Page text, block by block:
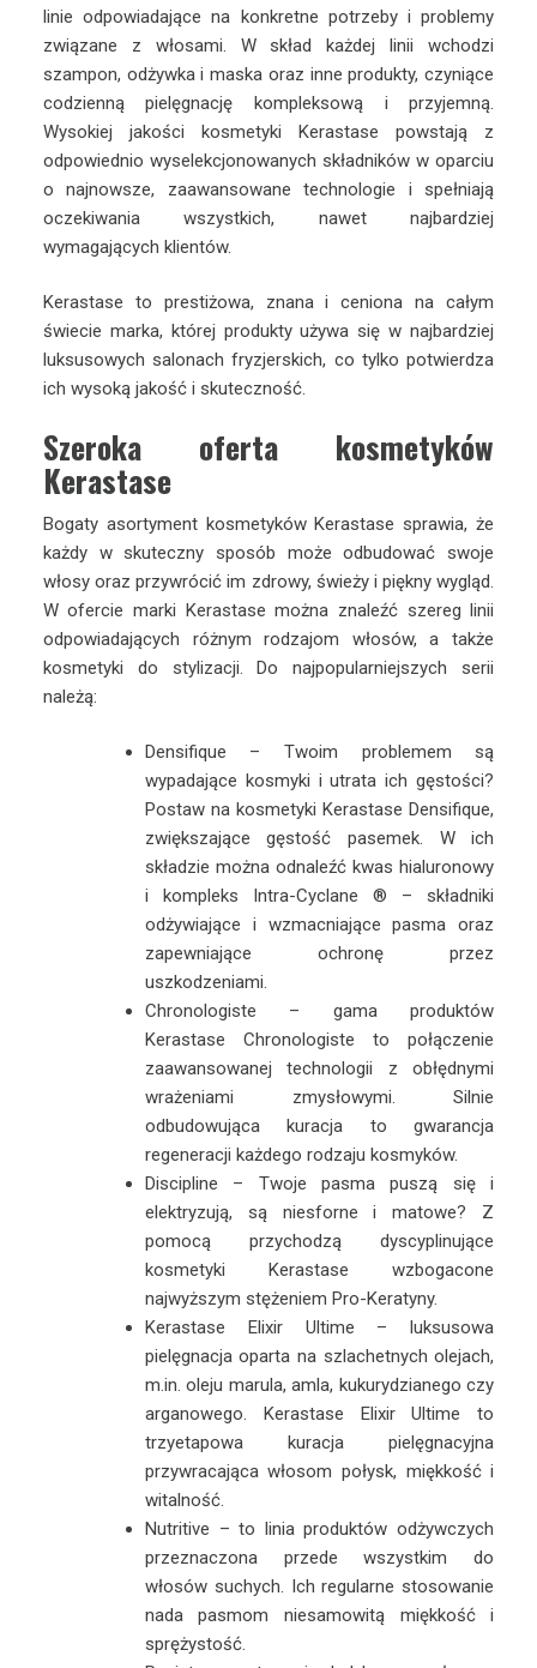
linie odpowiadające na konkretne potrzeby i problemy
związane z włosami. W skład każdej linii wchodzi
szampon, odżywka i maska oraz inne produkty, czyniące
codzienną pielęgnację kompleksową i przyjemną.
Wysokiej jakości kosmetyki Kerastase powstają z
odpowiednio wyselekcjonowanych składników w oparciu
o najnowsze, zaawansowane technologie i spełniają
oczekiwania wszystkich, nawet najbardziej
wymagających klientów.
Kerastase to prestiżowa, znana i ceniona na całym
świecie marka, której produkty używa się w najbardziej
luksusowych salonach fryzjerskich, co tylko potwierdza
ich wysoką jakość i skuteczność.
Szeroka oferta kosmetyków
Kerastase
Bogaty asortyment kosmetyków Kerastase sprawia, że
każdy w skuteczny sposób może odbudować swoje
włosy oraz przywrócić im zdrowy, świeży i piękny wygląd.
W ofercie marki Kerastase można znaleźć szereg linii
odpowiadających różnym rodzajom włosów, a także
kosmetyki do stylizacji. Do najpopularniejszych serii
należą:
Densifique – Twoim problemem są
wypadające kosmyki i utrata ich gęstości?
Postaw na kosmetyki Kerastase Densifique,
zwiększające gęstość pasemek. W ich
składzie można odnaleźć kwas hialuronowy
i kompleks Intra-Cyclane ® – składniki
odżywiające i wzmacniające pasma oraz
zapewniające ochronę przez
uszkodzeniami.
Chronologiste – gama produktów
Kerastase Chronologiste to połączenie
zaawansowanej technologii z obłędnymi
wrażeniami zmysłowymi. Silnie
odbudowująca kuracja to gwarancja
regeneracji każdego rodzaju kosmyków.
Discipline – Twoje pasma puszą się i
elektryzują, są niesforne i matowe? Z
pomocą przychodzą dyscyplinujące
kosmetyki Kerastase wzbogacone
najwyższym stężeniem Pro-Keratyny.
Kerastase Elixir Ultime – luksusowa
pielęgnacja oparta na szlachetnych olejach,
m.in. oleju marula, amla, kukurydzianego czy
arganowego. Kerastase Elixir Ultime to
trzyetapowa kuracja pielęgnacyjna
przywracająca włosom połysk, miękkość i
witalność.
Nutritive – to linia produktów odżywczych
przeznaczona przede wszystkim do
włosów suchych. Ich regularne stosowanie
nada pasmom niesamowitą miękkość i
sprężystość.